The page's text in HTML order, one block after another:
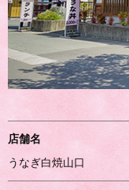
店舗名
うなぎ白焼山口